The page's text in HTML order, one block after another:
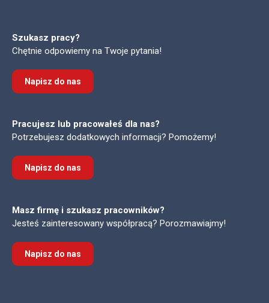
Szukasz pracy?
Chętnie odpowiemy na Twoje pytania!
Napisz do nas
Pracujesz lub pracowałeś dla nas?
Potrzebujesz dodatkowych informacji? Pomożemy!
Napisz do nas
Masz firmę i szukasz pracowników?
Jesteś zainteresowany współpracą? Porozmawiajmy!
Napisz do nas